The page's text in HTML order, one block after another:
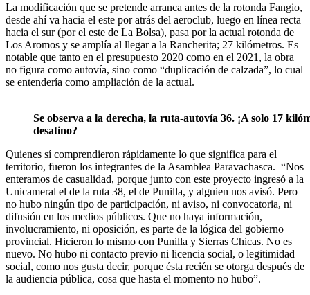
La modificación que se pretende arranca antes de la rotonda Fangio,
desde ahí va hacia el este por atrás del aeroclub, luego en línea recta
hacia el sur (por el este de La Bolsa), pasa por la actual rotonda de
Los Aromos y se amplía al llegar a la Rancherita; 27 kilómetros. Es
notable que tanto en el presupuesto 2020 como en el 2021, la obra
no figura como autovía, sino como “duplicación de calzada”, lo cual
se entendería como ampliación de la actual.
Se observa a la derecha, la ruta-autovía 36. ¡A solo 17
desatino?
Quienes sí comprendieron rápidamente lo que significa para el
territorio, fueron los integrantes de la Asamblea Paravachasca. “Nos
enteramos de casualidad, porque junto con este proyecto ingresó a la
Unicameral el de la ruta 38, el de Punilla, y alguien nos avisó. Pero
no hubo ningún tipo de participación, ni aviso, ni convocatoria, ni
difusión en los medios públicos. Que no haya información,
involucramiento, ni oposición, es parte de la lógica del gobierno
provincial. Hicieron lo mismo con Punilla y Sierras Chicas. No es
nuevo. No hubo ni contacto previo ni licencia social, o legitimidad
social, como nos gusta decir, porque ésta recién se otorga después de
la audiencia pública, cosa que hasta el momento no hubo”.